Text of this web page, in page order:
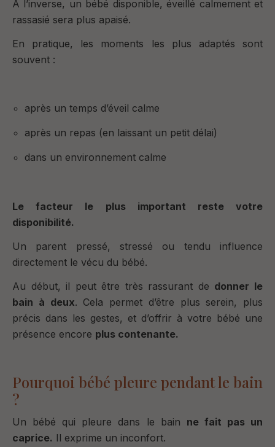
À l’inverse, un bébé disponible, éveillé calmement et
rassasié sera plus apaisé.
En pratique, les moments les plus adaptés sont
souvent :
après un temps d’éveil calme
après un repas (en laissant un petit délai)
dans un environnement calme
Le facteur le plus important reste votre
disponibilité.
Un parent pressé, stressé ou tendu influence
directement le vécu du bébé.
Au début, il peut être très rassurant de donner le
bain à deux. Cela permet d’être plus serein, plus
précis dans les gestes, et d’offrir à votre bébé une
présence encore plus contenante.
Pourquoi bébé pleure pendant le bain
?
Un bébé qui pleure dans le bain ne fait pas un
caprice. Il exprime un inconfort.